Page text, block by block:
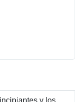
y los